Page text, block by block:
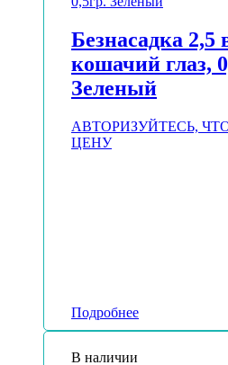
Безнасадка
кошачий глаз,
Зеленый
АВТОРИЗУЙТЕСЬ,
ЦЕНУ
Подробнее
В наличии